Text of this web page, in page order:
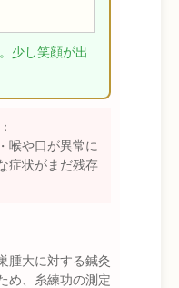
少し笑顔が出
喉や口が異常に
症状がまだ残存
腫大に対する鍼灸
め、糸練功の測定